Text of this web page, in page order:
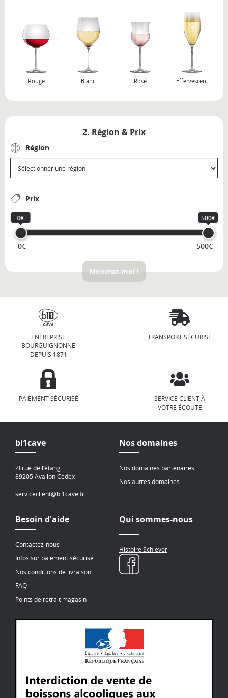
Rouge Blanc Rosé Effervescent
2. Région & Prix
Région
Prix
0€ 500€
0€ 500€
Montrez-moi !
ENTREPRISE
BOURGUIGNONNE
DEPUIS 1871
TRANSPORT SÉCURISÉ
PAIEMENT SÉCURISÉ
SERVICE CLIENT À
VOTRE ÉCOUTE
bi1cave
ZI rue de l’étang
89205 Avallon Cedex
serviceclient@bi1cave.fr
Nos domaines
Nos domaines partenaires
Nos autres domaines
Besoin d'aide
Contactez-nous
Infos sur paiement sécurisé
Nos conditions de livraison
FAQ
Points de retrait magasin
Qui sommes-nous
Histoire Schiever